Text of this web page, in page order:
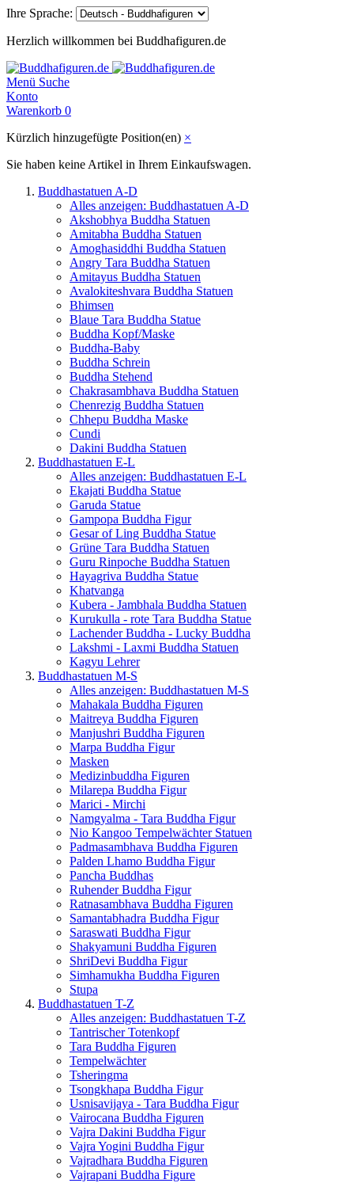
Ihre Sprache:
Herzlich willkommen bei Buddhafiguren.de
Menü Suche
Konto
Warenkorb 0
Kürzlich hinzugefügte Position(en) ×
Sie haben keine Artikel in Ihrem Einkaufswagen.
Buddhastatuen A-D
Alles anzeigen: Buddhastatuen A-D
Akshobhya Buddha Statuen
Amitabha Buddha Statuen
Amoghasiddhi Buddha Statuen
Angry Tara Buddha Statuen
Amitayus Buddha Statuen
Avalokiteshvara Buddha Statuen
Bhimsen
Blaue Tara Buddha Statue
Buddha Kopf/Maske
Buddha-Baby
Buddha Schrein
Buddha Stehend
Chakrasambhava Buddha Statuen
Chenrezig Buddha Statuen
Chhepu Buddha Maske
Cundi
Dakini Buddha Statuen
Buddhastatuen E-L
Alles anzeigen: Buddhastatuen E-L
Ekajati Buddha Statue
Garuda Statue
Gampopa Buddha Figur
Gesar of Ling Buddha Statue
Grüne Tara Buddha Statuen
Guru Rinpoche Buddha Statuen
Hayagriva Buddha Statue
Khatvanga
Kubera - Jambhala Buddha Statuen
Kurukulla - rote Tara Buddha Statue
Lachender Buddha - Lucky Buddha
Lakshmi - Laxmi Buddha Statuen
Kagyu Lehrer
Buddhastatuen M-S
Alles anzeigen: Buddhastatuen M-S
Mahakala Buddha Figuren
Maitreya Buddha Figuren
Manjushri Buddha Figuren
Marpa Buddha Figur
Masken
Medizinbuddha Figuren
Milarepa Buddha Figur
Marici - Mirchi
Namgyalma - Tara Buddha Figur
Nio Kangoo Tempelwächter Statuen
Padmasambhava Buddha Figuren
Palden Lhamo Buddha Figur
Pancha Buddhas
Ruhender Buddha Figur
Ratnasambhava Buddha Figuren
Samantabhadra Buddha Figur
Saraswati Buddha Figur
Shakyamuni Buddha Figuren
ShriDevi Buddha Figur
Simhamukha Buddha Figuren
Stupa
Buddhastatuen T-Z
Alles anzeigen: Buddhastatuen T-Z
Tantrischer Totenkopf
Tara Buddha Figuren
Tempelwächter
Tsheringma
Tsongkhapa Buddha Figur
Usnisavijaya - Tara Buddha Figur
Vairocana Buddha Figuren
Vajra Dakini Buddha Figur
Vajra Yogini Buddha Figur
Vajradhara Buddha Figuren
Vajrapani Buddha Figure